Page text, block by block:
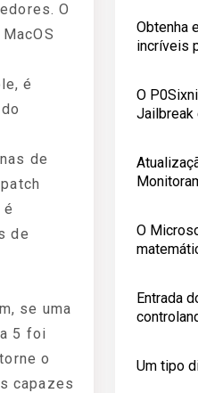
O
é
de
é
de
se uma
5 foi
o
capazes
Obtenha
incríveis
O
Jailbreak
O
Entrada
Um tipo